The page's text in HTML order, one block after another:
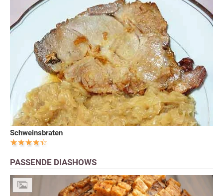
Schweinsbraten
PASSENDE DIASHOWS